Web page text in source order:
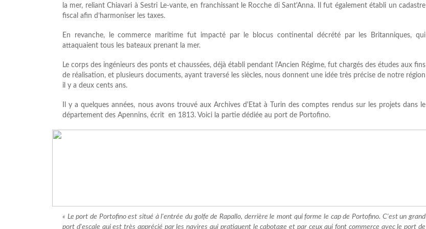
la mer, reliant Chiavari à Sestri Le-vante, en franchissant le Rocche di Sant'Anna. Il fut également établi un cadastre
fiscal afin d’harmoniser les taxes.
En revanche, le commerce maritime fut impacté par le blocus continental décrété par les Britanniques, qui
attaquaient tous les bateaux prenant la mer.
Le corps des ingénieurs des ponts et chaussées, déjà établi pendant l'Ancien Régime, fut chargés des études aux fins
de réalisation, et plusieurs documents, ayant traversé les siècles, nous donnent une idée très précise de notre région
il y a deux cents ans.
Il y a quelques années, nous avons trouvé aux Archives d'Etat à Turin des comptes rendus sur les projets dans le
département des Apennins, écrit en 1813. Voici la partie dédiée au port de Portofino.
« Le port de Portofino est situé à l'entrée du golfe de Rapallo, derrière le mont qui forme le cap de Portofino. C'est un grand
port d'escale qui est très apprécié par les navires qui pratiquent le cabotage et par ceux qui font commerce avec le port de